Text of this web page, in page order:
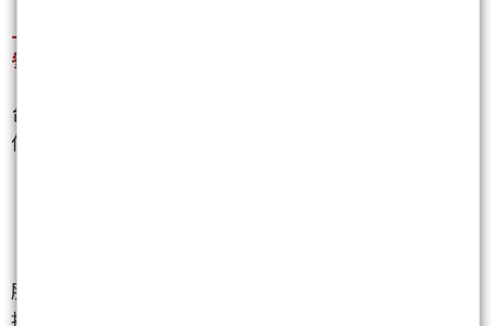
上市股、上櫃股今成交量與漲跌幅前10名如下，僅供
參考：
台股上市股有16檔7.47％以上漲幅，其中14檔觸及漲
停為所羅門
股東會紀念品將發放價值3,200元的消費抵用券，吸引
投資人搶買，今拉出第2根漲停。